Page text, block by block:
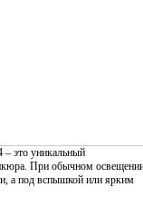
это уникальный
При обычном
а под вспышкой или ярким